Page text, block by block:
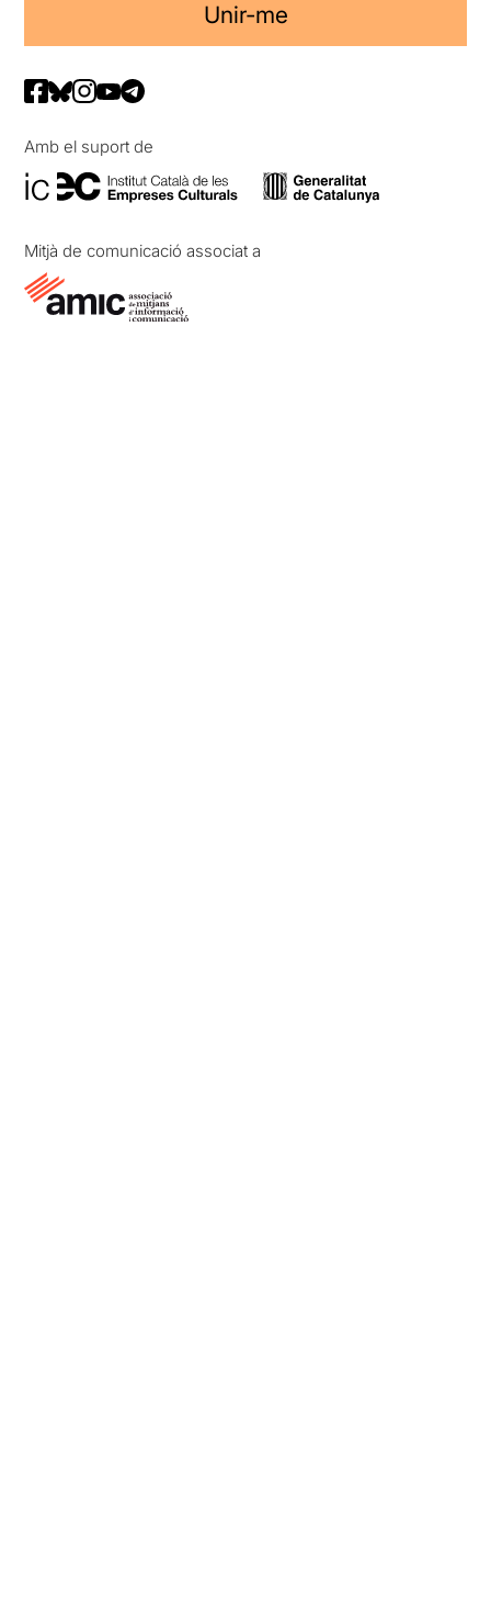
Unir-me
Amb el suport de
Mitjà de comunicació associat a